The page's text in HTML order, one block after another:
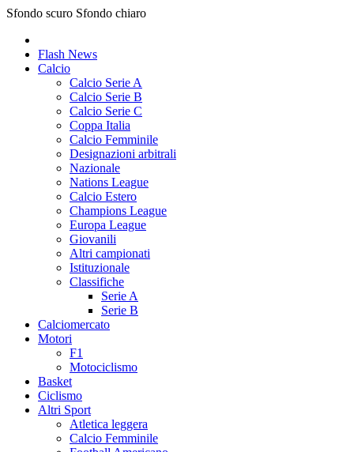
Sfondo scuro Sfondo chiaro
Flash News
Calcio
Calcio Serie A
Calcio Serie B
Calcio Serie C
Coppa Italia
Calcio Femminile
Designazioni arbitrali
Nazionale
Nations League
Calcio Estero
Champions League
Europa League
Giovanili
Altri campionati
Istituzionale
Classifiche
Serie A
Serie B
Calciomercato
Motori
F1
Motociclismo
Basket
Ciclismo
Altri Sport
Atletica leggera
Calcio Femminile